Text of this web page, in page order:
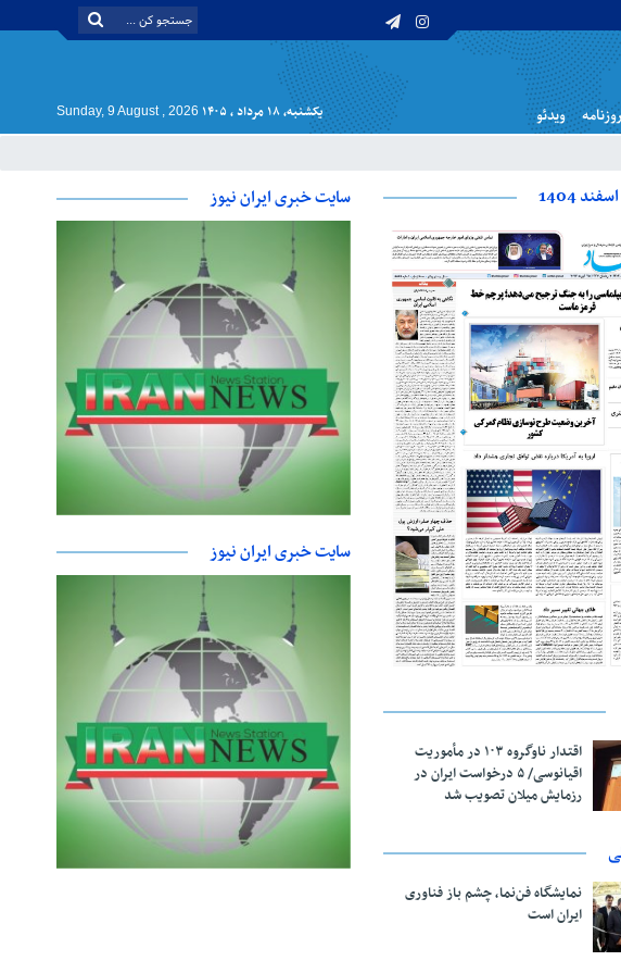
ویدئو یکشنبه, ۱۸ مرداد , ۱۴۰۵ Sunday, 9 August , 2026
اقتدار ناوگروه ۱۰۳ در مأموریت‌
اقیانوسی/ ۵ درخواست ایران در
رزمایش میلان تصویب شد
نمایشگاه فن‌نما، چشم باز فناوری
ایران است
سایت خبری ایران نیوز
سایت خبری ایران نیوز